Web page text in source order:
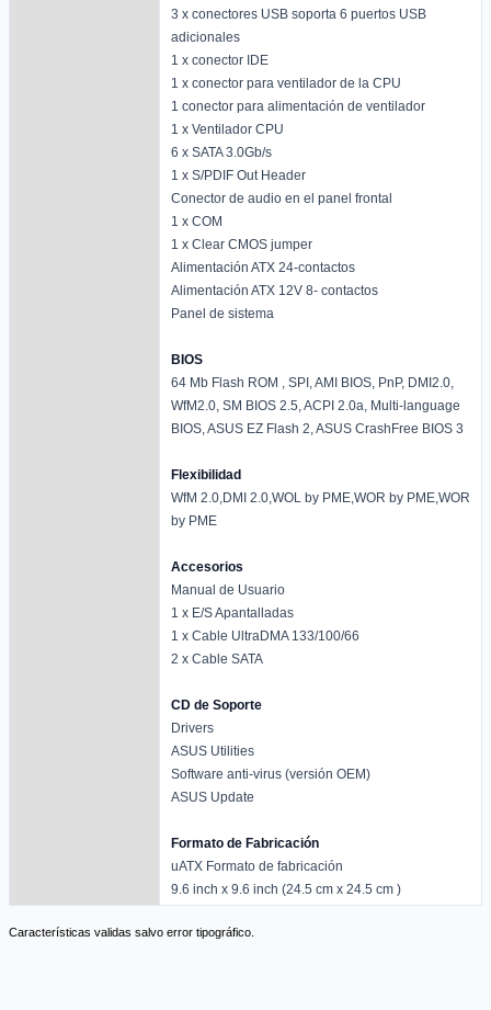
3 x conectores USB soporta 6 puertos USB
adicionales
1 x conector IDE
1 x conector para ventilador de la CPU
1 conector para alimentación de ventilador
1 x Ventilador CPU
6 x SATA 3.0Gb/s
1 x S/PDIF Out Header
Conector de audio en el panel frontal
1 x COM
1 x Clear CMOS jumper
Alimentación ATX 24-contactos
Alimentación ATX 12V 8- contactos
Panel de sistema
BIOS
64 Mb Flash ROM , SPI, AMI BIOS, PnP, DMI2.0,
WfM2.0, SM BIOS 2.5, ACPI 2.0a, Multi-language
BIOS, ASUS EZ Flash 2, ASUS CrashFree BIOS 3
Flexibilidad
WfM 2.0,DMI 2.0,WOL by PME,WOR by PME,WOR
by PME
Accesorios
Manual de Usuario
1 x E/S Apantalladas
1 x Cable UltraDMA 133/100/66
2 x Cable SATA
CD de Soporte
Drivers
ASUS Utilities
Software anti-virus (versión OEM)
ASUS Update
Formato de Fabricación
uATX Formato de fabricación
9.6 inch x 9.6 inch (24.5 cm x 24.5 cm )
Características validas salvo error tipográfico.